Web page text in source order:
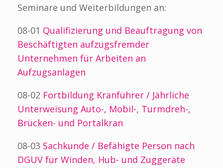
Seminare und Weiterbildungen an:
08-01 Qualifizierung und Beauftragung von
Beschäftigten aufzugsfremder
Unternehmen für Arbeiten an
Aufzugsanlagen
08-02 Fortbildung Kranführer / Jährliche
Unterweisung Auto-, Mobil-, Turmdreh-,
Brücken- und Portalkran
08-03 Sachkunde / Befähigte Person nach
DGUV für Winden, Hub- und Zuggeräte